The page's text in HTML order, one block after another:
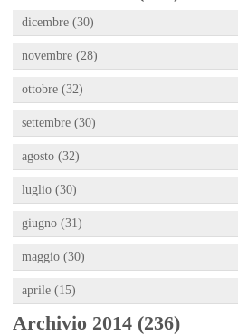
dicembre (30)
novembre (28)
ottobre (32)
settembre (30)
agosto (32)
luglio (30)
giugno (31)
maggio (30)
aprile (15)
Archivio 2014 (236)